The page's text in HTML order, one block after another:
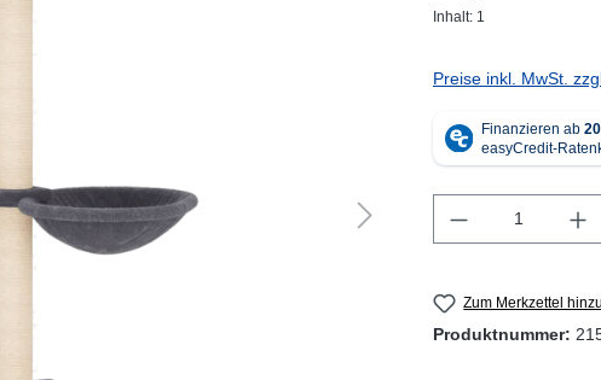
Inhalt: 1
Preise inkl. MwSt.
Produkt
Zum Merkzettel
Produktnummer: